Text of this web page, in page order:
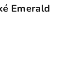
Emerald